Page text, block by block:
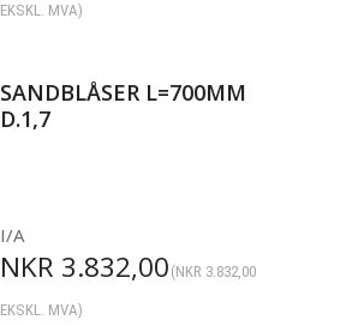
EKSKL. MVA)
SANDBLÅSER L=700MM
D.1,7
I/A
NKR 3.832,00 (NKR 3.832,00
EKSKL. MVA)